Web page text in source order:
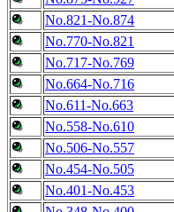
No.821-No.874
No.770-No.821
No.717-No.769
No.664-No.716
No.611-No.663
No.558-No.610
No.506-No.557
No.454-No.505
No.401-No.453